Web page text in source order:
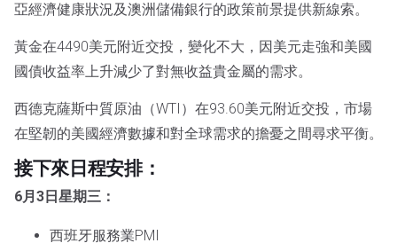
亞經濟健康狀況及澳洲儲備銀行的政策前景提供新線索。
黃金在4490美元附近交投，變化不大，因美元走強和美國
國債收益率上升減少了對無收益貴金屬的需求。
西德克薩斯中質原油（WTI）在93.60美元附近交投，市場
在堅韌的美國經濟數據和對全球需求的擔憂之間尋求平衡。
接下來日程安排：
6月3日星期三：
西班牙服務業PMI